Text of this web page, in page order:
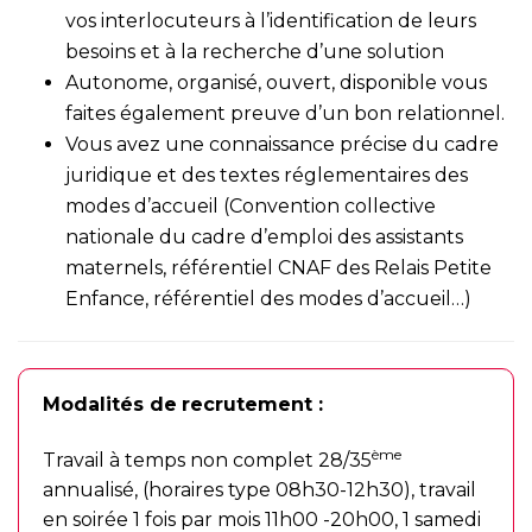
vos interlocuteurs à l’identification de leurs
besoins et à la recherche d’une solution
Autonome, organisé, ouvert, disponible vous
faites également preuve d’un bon relationnel.
Vous avez une connaissance précise du cadre
juridique et des textes réglementaires des
modes d’accueil (Convention collective
nationale du cadre d’emploi des assistants
maternels, référentiel CNAF des Relais Petite
Enfance, référentiel des modes d’accueil…)
Modalités de recrutement :
Travail à temps non complet 28/35ème
annualisé, (horaires type 08h30-12h30), travail
en soirée 1 fois par mois 11h00 -20h00, 1 samedi